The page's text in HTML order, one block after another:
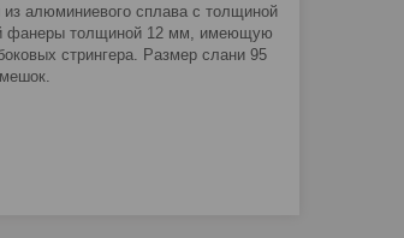
из алюминиевого сплава с толщиной
фанеры толщиной 12 мм, имеющую
стрингера. Размер слани 95